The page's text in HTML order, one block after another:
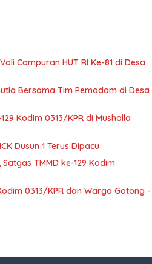
Campuran HUT RI Ke-81 di Desa
Bersama Tim Pemadam di Desa
Kodim 0313/KPR di Musholla
Dusun 1 Terus Dipacu
TMMD ke-129 Kodim
0313/KPR dan Warga Gotong -